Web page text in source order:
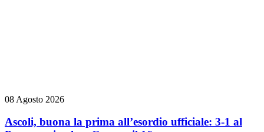
08 Agosto 2026
Ascoli, buona la prima all’esordio ufficiale: 3-1 al